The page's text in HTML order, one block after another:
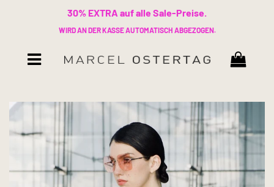
30% EXTRA auf alle Sale-Preise.
WIRD AN DER KASSE AUTOMATISCH ABGEZOGEN.